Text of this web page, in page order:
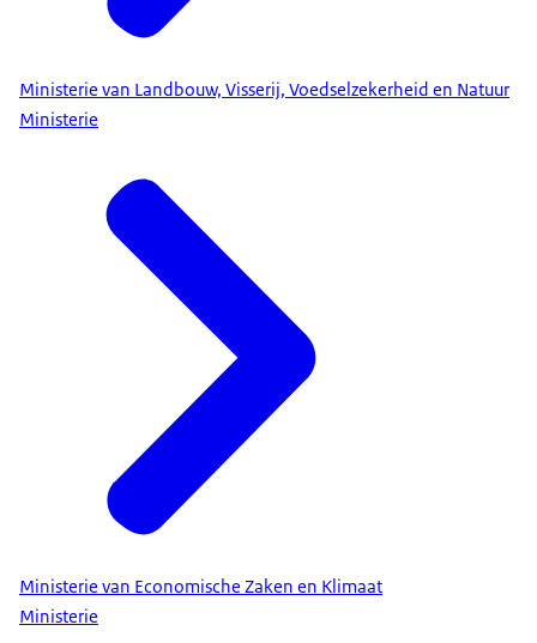
Ministerie van Landbouw, Visserij, Voedselzekerheid en Natuur
Ministerie
Ministerie van Economische Zaken en Klimaat
Ministerie